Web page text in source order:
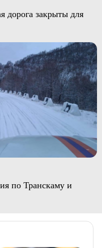
дорога закрыты для
по Транскаму и